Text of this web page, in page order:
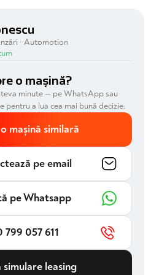
· Automotion
o mașină?
minute — pe WhatsApp sau
pentru a lua cea mai bună decizie.
mașină similară
pe email
pe Whatsapp
799 057 611
leasing